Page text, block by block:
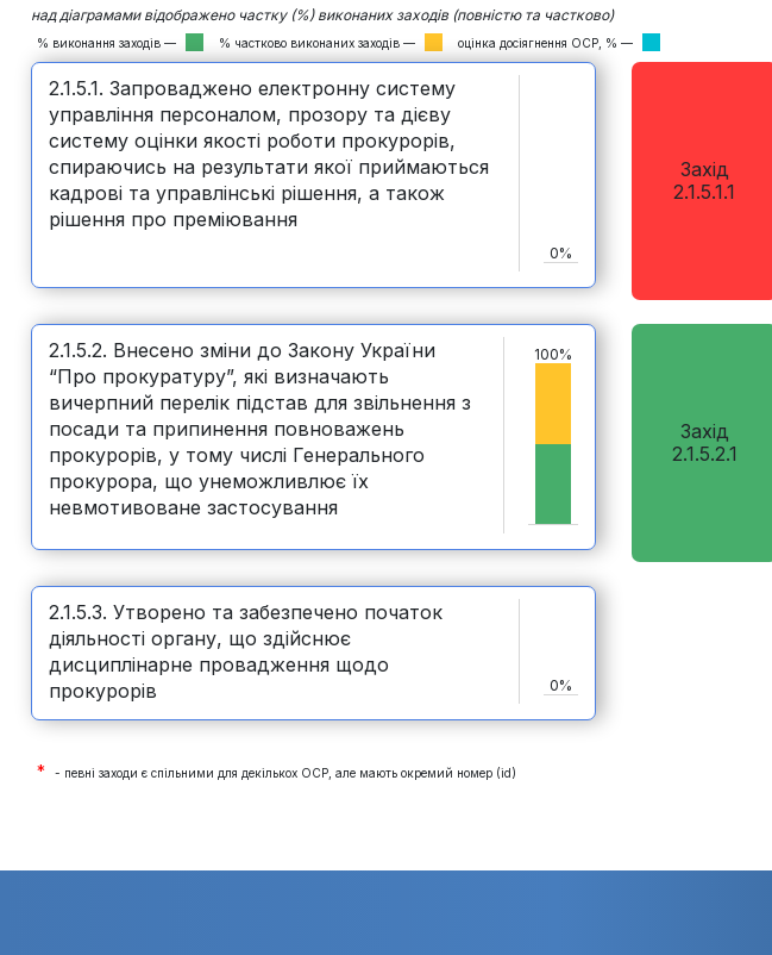
над діаграмами відображено частку (%) виконаних заходів (повністю та частково)
% виконання заходів — % частково виконаних заходів — оцінка досіягнення ОСР, % —
2.1.5.1. Запроваджено електронну систему
управління персоналом, прозору та дієву
систему оцінки якості роботи прокурорів,
спираючись на результати якої приймаються
кадрові та управлінські рішення, а також
рішення про преміювання
0%
Захід
2.1.5.1.1
2.1.5.2. Внесено зміни до Закону України
“Про прокуратуру”, які визначають
вичерпний перелік підстав для звільнення з
посади та припинення повноважень
прокурорів, у тому числі Генерального
прокурора, що унеможливлює їх
невмотивоване застосування
100%
Захід
2.1.5.2.1
2.1.5.3. Утворено та забезпечено початок
діяльності органу, що здійснює
дисциплінарне провадження щодо
прокурорів
0%
* - певні заходи є спільними для декількох ОСР, але мають окремий номер (id)